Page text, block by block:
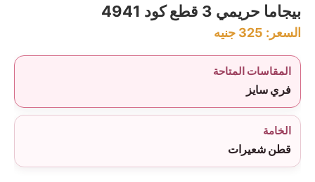
بيجاما حريمي 3 قطع كود 4941
السعر: 325 جنيه
المقاسات المتاحة
فري سايز
الخامة
قطن شعيرات